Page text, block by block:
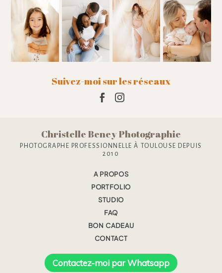
Suivez-moi sur les réseaux
Christelle Beney Photographie
PHOTOGRAPHE PROFESSIONNELLE À TOULOUSE DEPUIS
2010
A PROPOS
PORTFOLIO
STUDIO
FAQ
BON CADEAU
CONTACT
Contactez-moi par Whatsapp